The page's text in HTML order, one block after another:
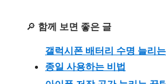
🔎 함께 보면 좋은 글
갤럭시폰 배터리 수명 늘리
종일 사용하는 비법